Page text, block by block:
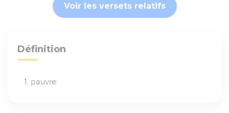
Voir les versets relatifs
Définition
pauvre